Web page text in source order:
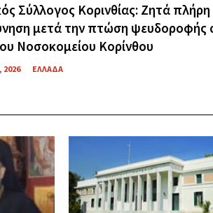
Σύλλογος Κορινθίας: Ζητά πλήρη
μετά την πτώση ψευδοροφής
Νοσοκομείου Κορίνθου
2026 ΕΛΛΑΔΑ